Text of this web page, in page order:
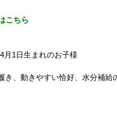
こちら
1日生まれのお子様
、動きやすい恰好、水分補給